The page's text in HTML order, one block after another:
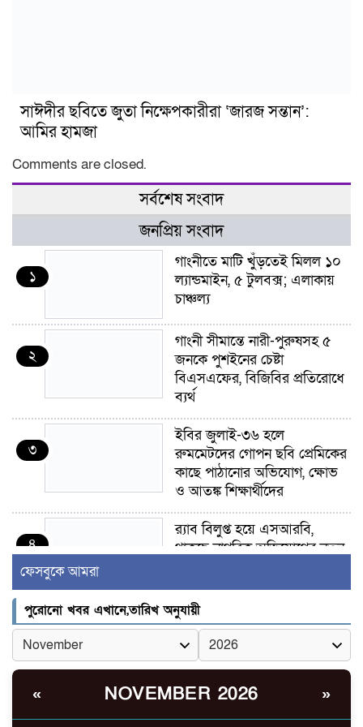
সাঈদীর ছবিতে জুতা নিক্ষেপকারীরা ‘জারজ সন্তান’:
আমির হামজা
Comments are closed.
সর্বশেষ সংবাদ
জনপ্রিয় সংবাদ
১
গাংনীতে মাটি খুঁড়তেই মিলল ১০
ল্যান্ডমাইন, ৫ টুলবক্স; এলাকায়
চাঞ্চল্য
২
গাংনী সীমান্তে নারী-পুরুষসহ ৫
জনকে পুশইনের চেষ্টা
বিএসএফের, বিজিবির প্রতিরোধে
ব্যর্থ
৩
ইবির জুলাই-৩৬ হলে
রুমমেটদের গোপন ছবি প্রেমিকের
কাছে পাঠানোর অভিযোগ, ক্ষোভ
ও আতঙ্ক শিক্ষার্থীদের
৪
র‍্যাব বিলুপ্ত হয়ে এসআরবি,
থাকছে নাগরিক অভিযোগের নতুন
৫
খোকসায় বিএনপি নেতা নাফিজ
আহমেদ রাজুর ওপর সশস্ত্র হামলা,
গুরুতর আহত
৬
সাঈদীর ছবিতে জুতা
ফেসবুকে আমরা
পুরোনো খবর এখানে,তারিখ অনুযায়ী
« NOVEMBER 2026 »